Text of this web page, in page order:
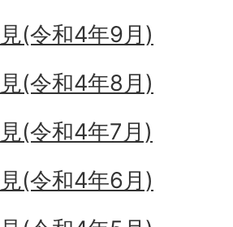
(令和4年9月)
(令和4年8月)
(令和4年7月)
(令和4年6月)